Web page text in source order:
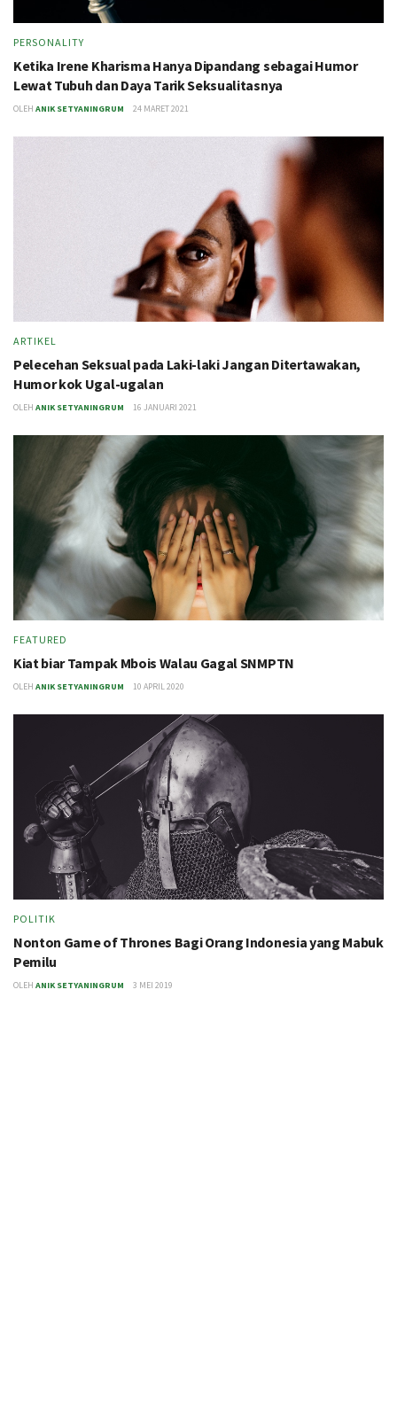
PERSONALITY
Ketika Irene Kharisma Hanya Dipandang sebagai Humor
Lewat Tubuh dan Daya Tarik Seksualitasnya
OLEH ANIK SETYANINGRUM 24 MARET 2021
ARTIKEL
Pelecehan Seksual pada Laki-laki Jangan Ditertawakan,
Humor kok Ugal-ugalan
OLEH ANIK SETYANINGRUM 16 JANUARI 2021
FEATURED
Kiat biar Tampak Mbois Walau Gagal SNMPTN
OLEH ANIK SETYANINGRUM 10 APRIL 2020
POLITIK
Nonton Game of Thrones Bagi Orang Indonesia yang Mabuk
Pemilu
OLEH ANIK SETYANINGRUM 3 MEI 2019